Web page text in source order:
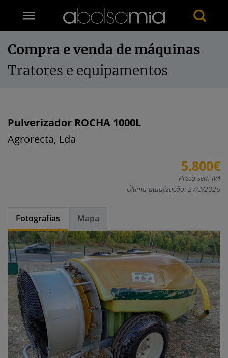
Compra e venda de máquinas
Tratores e equipamentos
Pulverizador ROCHA 1000L
Agrorecta, Lda
5.800€
Preço sem IVA
Última atualização: 27/3/2026
Fotografias Mapa